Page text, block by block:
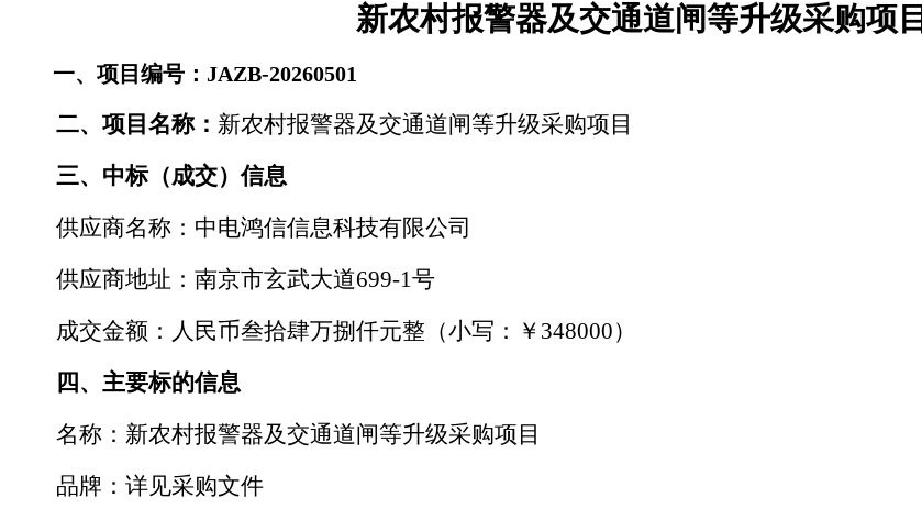
新农村报警器及交通道闸等升级采购项目
一、项目编号： JAZB-20260501
二、项目名称： 新农村报警器及交通道闸等升级采购项目
三、 中标（成交）信息
供应商名称： 中电鸿信信息科技有限公司
供应商地址： 南京市玄武大道699-1号
成交金额：人民币叁拾肆万捌仟元整（小写：￥ 348000）
四、主要标的信息
名称： 新农村报警器及交通道闸等升级采购项目
品牌 ：详见采购文件